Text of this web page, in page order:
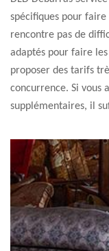
spécifiques pour
rencontre pas de
adaptés pour faire
proposer des tarifs
concurrence. Si vous
supplémentaires, il